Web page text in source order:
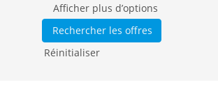
Afficher plus d’options
Réinitialiser